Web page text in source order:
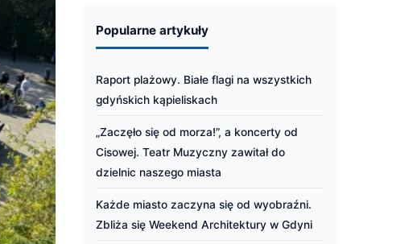
Popularne artykuły
Raport plażowy. Białe flagi na wszystkich
gdyńskich kąpieliskach
„Zaczęło się od morza!”, a koncerty od
Cisowej. Teatr Muzyczny zawitał do
dzielnic naszego miasta
Każde miasto zaczyna się od wyobraźni.
Zbliża się Weekend Architektury w Gdyni